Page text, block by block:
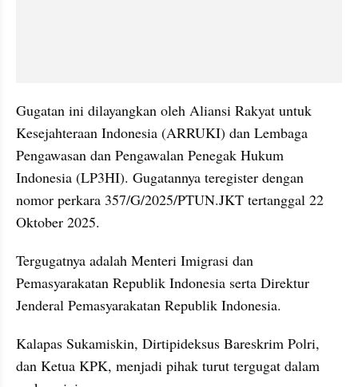
Gugatan ini dilayangkan oleh Aliansi Rakyat untuk
Kesejahteraan Indonesia (ARRUKI) dan Lembaga
Pengawasan dan Pengawalan Penegak Hukum
Indonesia (LP3HI). Gugatannya teregister dengan
nomor perkara 357/G/2025/PTUN.JKT tertanggal 22
Oktober 2025.
Tergugatnya adalah Menteri Imigrasi dan
Pemasyarakatan Republik Indonesia serta Direktur
Jenderal Pemasyarakatan Republik Indonesia.
Kalapas Sukamiskin, Dirtipideksus Bareskrim Polri,
dan Ketua KPK, menjadi pihak turut tergugat dalam